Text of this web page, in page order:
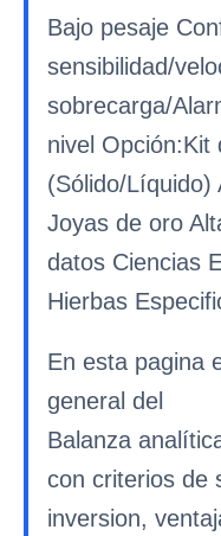
Bajo pesaje
sensibilidad/
sobrecarga/
nivel Opción:Kit
(Sólido/Líquido)
Joyas de oro
datos Ciencias
Hierbas
En esta pagina
general del
Balanza
con criterios de
inversion,